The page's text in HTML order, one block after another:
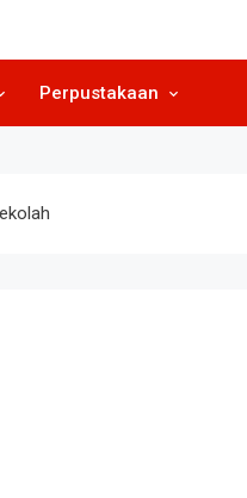
N 3
Perpustakaan